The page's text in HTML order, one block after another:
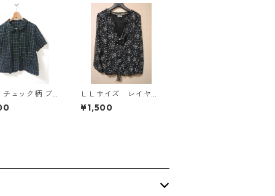
チェック柄 ブ
3L ブラック ◆
ＬＬサイズ レイヤー
ド風 シフォンブラウ
ス ブラック KAE-4
¥1,500